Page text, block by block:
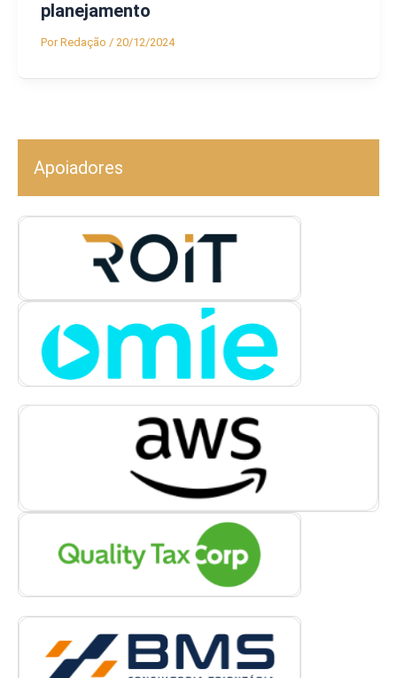
planejamento
PorRedação / 20/12/2024
Apoiadores